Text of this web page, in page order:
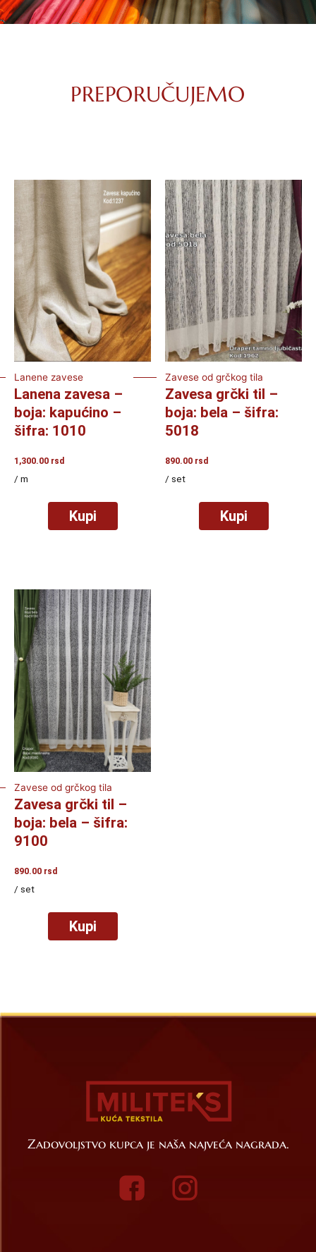
PREPORUČUJEMO
Lanene zavese
Lanena zavesa –
boja: kapućino –
šifra: 1010
1,300.00 rsd
/ m
Kupi
Zavese od grčkog tila
Zavesa grčki til –
boja: bela – šifra:
5018
890.00 rsd
/ set
Kupi
Zavese od grčkog tila
Zavesa grčki til –
boja: bela – šifra:
9100
890.00 rsd
/ set
Kupi
Zadovoljstvo kupca je naša najveća nagrada.